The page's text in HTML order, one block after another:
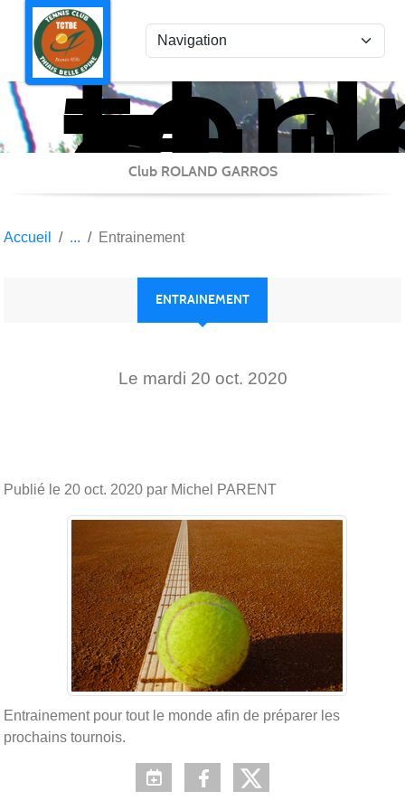
Club ROLAND GARROS
Accueil Entrainement
ENTRAINEMENT
Le mardi 20 oct. 2020
Publié le 20 oct. 2020 par Michel PARENT
Entrainement pour tout le monde afin de préparer les
prochains tournois.
Panneau de gestion des cookies